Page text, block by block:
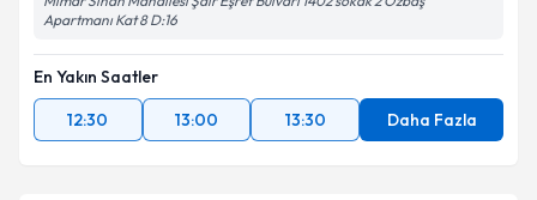
Apartmanı Kat 8 D:16
En Yakın Saatler
12:30
13:00 13:30 Daha Fazla